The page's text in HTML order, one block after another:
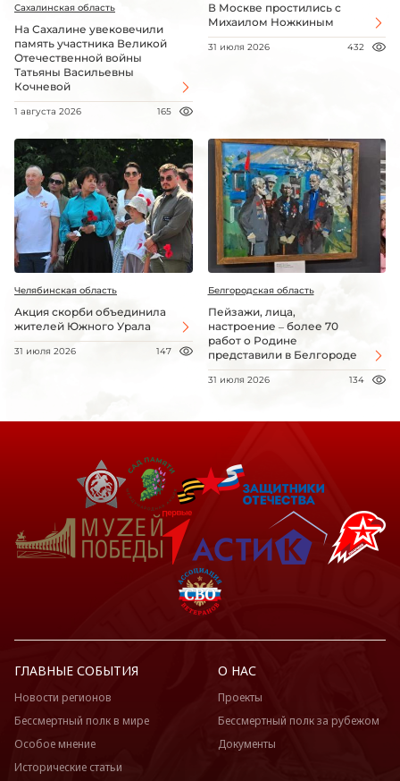
Сахалинская область
На Сахалине увековечили
память участника Великой
Отечественной войны
Татьяны Васильевны
Кочневой
1 августа 2026 165
В Москве простились с
Михаилом Ножкиным
31 июля 2026 432
Челябинская область
Акция скорби объединила
жителей Южного Урала
31 июля 2026 147
Белгородская область
Пейзажи, лица,
настроение – более 70
работ о Родине
представили в Белгороде
31 июля 2026 134
ГЛАВНЫЕ СОБЫТИЯ
Новости регионов
Бессмертный полк в мире
Особое мнение
Исторические статьи
О НАС
Проекты
Бессмертный полк за рубежом
Документы